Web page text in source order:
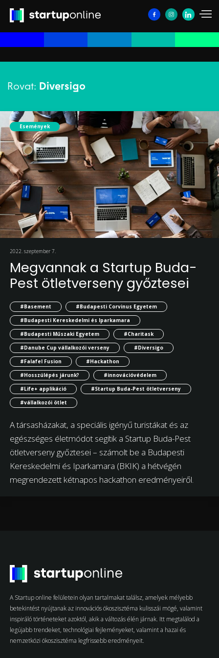
Rovat: Diversigo
Események
2022. szeptember 7.
Megvannak a Startup Buda-
Pest ötletverseny győztesei
#Basement
#Budapesti Corvinus Egyetem
#Budapesti Kereskedelmi és Iparkamara
#Budapesti Műszaki Egyetem
#Charitask
#Danube Cup vállalkozói verseny
#Diversigo
#Falafel Fusion
#Hackathon
#Hosszúlépés járunk?
#innovációvédelem
#Life+ applikáció
#Startup Buda-Pest ötletverseny
#vállalkozói ötlet
A társasházakat, a speciális igényű turistákat és az
egészséges életmódot segítik a Startup Buda-Pest
ötletverseny győztesei – számolt be a Budapesti
Kereskedelmi és Iparkamara (BKIK) a hétvégén
megrendezett kétnapos hackathon eredményeiről.
A Startup online felületein olyan tartalmakat találsz, amelyek mélyebb
betekintést nyújtanak az innovációs ökoszisztéma kulisszái mögé, valamint
inspiráló történeteket azoktól, akik a változás élén járnak. Itt megtalálod a
legújabb trendeket, technológiai fejleményeket, valamint a hazai és
nemzetközi ökoszisztéma legfrissebb eredményeit.